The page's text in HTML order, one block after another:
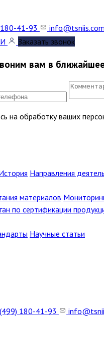
41-93 info@tsniis.com
Заказать звонок
вам в
на обработку ваших
Направления
материалов
по сертификации
Научные статьи
180-41-93